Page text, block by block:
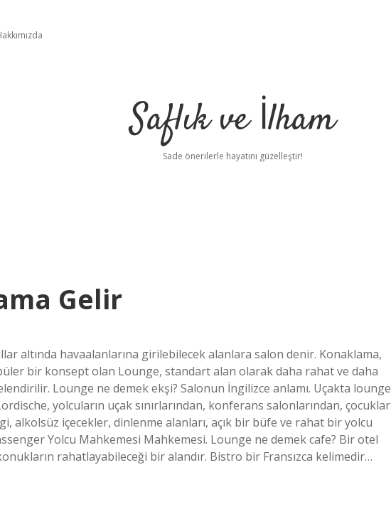
Saflık ve İlham
Sade önerilerle hayatını güzelleştir!
Gelir
altında havaalanlarına girilebilecek alanlara salon denir. Konaklama,
bir konsept olan Lounge, standart alan olarak daha rahat ve daha
Lounge ne demek ekşi? Salonun İngilizce anlamı. Uçakta lounge
yolcuların uçak sınırlarından, konferans salonlarından, çocuklar
alkolsüz içecekler, dinlenme alanları, açık bir büfe ve rahat bir yolcu
Yolcu Mahkemesi Mahkemesi. Lounge ne demek cafe? Bir otel
rahatlayabileceği bir alandır. Bistro bir Fransızca kelimedir…